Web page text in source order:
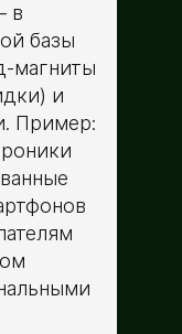
в
базы
магниты
и
Пример: